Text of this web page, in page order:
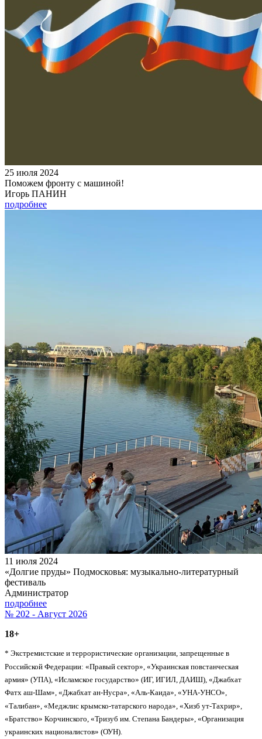
25 июля 2024
Поможем фронту с машиной!
Игорь ПАНИН
подробнее
11 июля 2024
«Долгие пруды» Подмосковья: музыкально-литературный
фестиваль
Администратор
подробнее
№ 202 - Август 2026
18+
* Экстремистские и террористические организации, запрещенные в
Российской Федерации: «Правый сектор», «Украинская повстанческая
армия» (УПА), «Исламское государство» (ИГ, ИГИЛ, ДАИШ), «Джабхат
Фатх аш-Шам», «Джабхат ан-Нусра», «Аль-Каида», «УНА-УНСО»,
«Талибан», «Меджлис крымско-татарского народа», «Хизб ут-Тахрир»,
«Братство» Корчинского, «Тризуб им. Степана Бандеры», «Организация
украинских националистов» (ОУН).